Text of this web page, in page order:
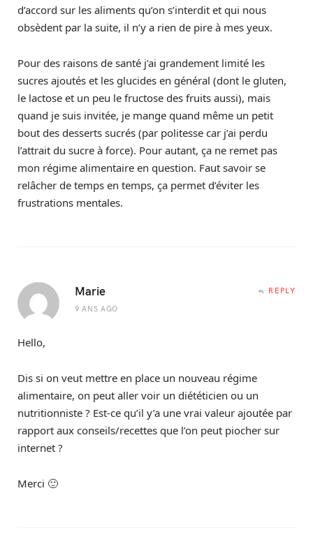
d’accord sur les aliments qu’on s’interdit et qui nous
obsèdent par la suite, il n’y a rien de pire à mes yeux.
Pour des raisons de santé j’ai grandement limité les
sucres ajoutés et les glucides en général (dont le gluten,
le lactose et un peu le fructose des fruits aussi), mais
quand je suis invitée, je mange quand même un petit
bout des desserts sucrés (par politesse car j’ai perdu
l’attrait du sucre à force). Pour autant, ça ne remet pas
mon régime alimentaire en question. Faut savoir se
relâcher de temps en temps, ça permet d’éviter les
frustrations mentales.
Marie
9 ANS AGO
REPLY
Hello,
Dis si on veut mettre en place un nouveau régime
alimentaire, on peut aller voir un diététicien ou un
nutritionniste ? Est-ce qu’il y’a une vrai valeur ajoutée par
rapport aux conseils/recettes que l’on peut piocher sur
internet ?
Merci 🙂